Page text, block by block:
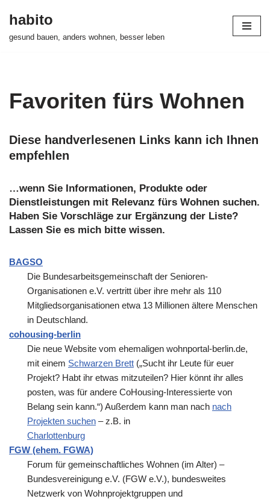
habito
gesund bauen, anders wohnen, besser leben
Favoriten fürs Wohnen
Diese handverlesenen Links kann ich Ihnen
empfehlen
…wenn Sie Informationen, Produkte oder
Dienstleistungen mit Relevanz fürs Wohnen suchen.
Haben Sie Vorschläge zur Ergänzung der Liste?
Lassen Sie es mich bitte wissen.
BAGSO
Die Bundesarbeitsgemeinschaft der Senioren-
Organisationen e.V. vertritt über ihre mehr als 110
Mitgliedsorganisationen etwa 13 Millionen ältere Menschen
in Deutschland.
cohousing-berlin
Die neue Website vom ehemaligen wohnportal-berlin.de,
mit einem Schwarzen Brett („Sucht ihr Leute für euer
Projekt? Habt ihr etwas mitzuteilen? Hier könnt ihr alles
posten, was für andere CoHousing-Interessierte von
Belang sein kann.“) Außerdem kann man nach nach
Projekten suchen – z.B. in
Charlottenburg
FGW (ehem. FGWA)
Forum für gemeinschaftliches Wohnen (im Alter) –
Bundesvereinigung e.V. (FGW e.V.), bundesweites
Netzwerk von Wohnprojektgruppen und